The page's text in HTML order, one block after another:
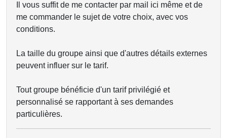
Il vous suffit de me contacter par mail ici même et de
me commander le sujet de votre choix, avec vos
conditions.
La taille du groupe ainsi que d'autres détails externes
peuvent influer sur le tarif.
Tout groupe bénéficie d'un tarif privilégié et
personnalisé se rapportant à ses demandes
particulières.